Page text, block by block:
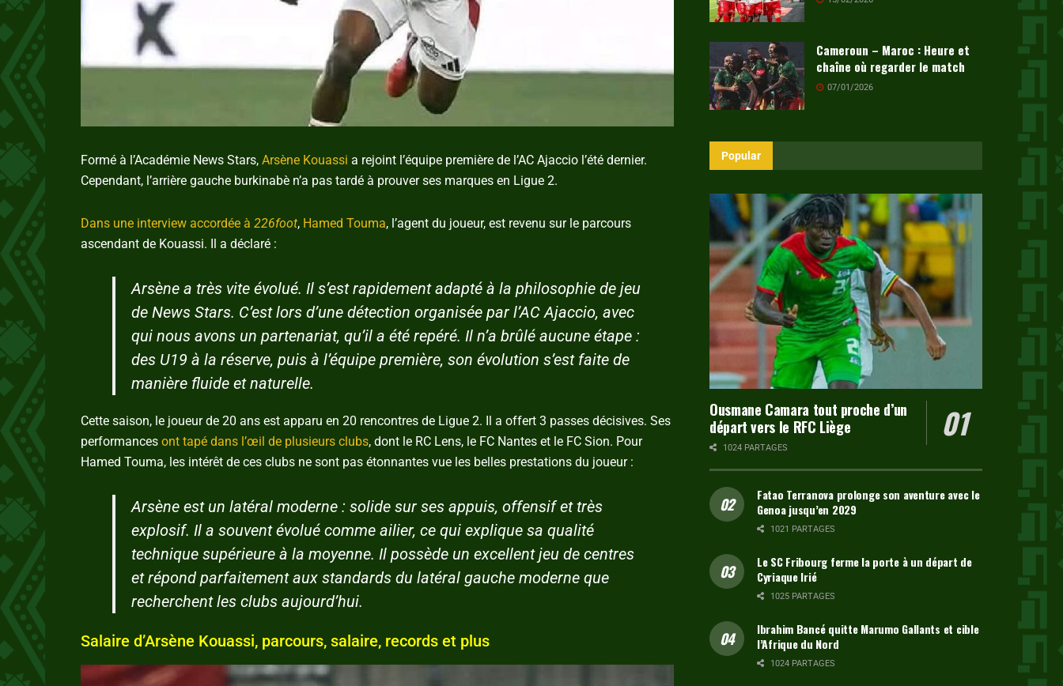
Formé à l’Académie News Stars, Arsène Kouassi a rejoint l’équipe première de l’AC Ajaccio l’été dernier.
Cependant, l’arrière gauche burkinabè n’a pas tardé à prouver ses marques en Ligue 2.
Dans une interview accordée à 226foot, Hamed Touma, l’agent du joueur, est revenu sur le parcours
ascendant de Kouassi. Il a déclaré :
Arsène a très vite évolué. Il s’est rapidement adapté à la philosophie de jeu
de News Stars. C’est lors d’une détection organisée par l’AC Ajaccio, avec
qui nous avons un partenariat, qu’il a été repéré. Il n’a brûlé aucune étape :
des U19 à la réserve, puis à l’équipe première, son évolution s’est faite de
manière fluide et naturelle.
Cette saison, le joueur de 20 ans est apparu en 20 rencontres de Ligue 2. Il a offert 3 passes décisives. Ses
performances ont tapé dans l’œil de plusieurs clubs, dont le RC Lens, le FC Nantes et le FC Sion. Pour
Hamed Touma, les intérêt de ces clubs ne sont pas étonnantes vue les belles prestations du joueur :
Arsène est un latéral moderne : solide sur ses appuis, offensif et très
explosif. Il a souvent évolué comme ailier, ce qui explique sa qualité
technique supérieure à la moyenne. Il possède un excellent jeu de centres
et répond parfaitement aux standards du latéral gauche moderne que
recherchent les clubs aujourd’hui.
Salaire d’Arsène Kouassi, parcours, salaire, records et plus
Cameroun – Maroc : Heure et
chaîne où regarder le match
07/01/2026
Popular
Ousmane Camara tout proche d’un
départ vers le RFC Liège
1024 PARTAGES
Fatao Terranova prolonge son aventure avec le
Genoa jusqu’en 2029
1021 PARTAGES
Le SC Fribourg ferme la porte à un départ de
Cyriaque Irié
1025 PARTAGES
Ibrahim Bancé quitte Marumo Gallants et cible
l’Afrique du Nord
1024 PARTAGES